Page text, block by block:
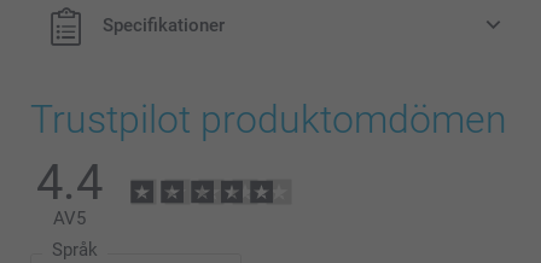
Specifikationer
Trustpilot produktomdömen
4.4
AV5
Språk